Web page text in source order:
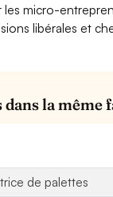
les micro-
libérales et
la même
de palettes